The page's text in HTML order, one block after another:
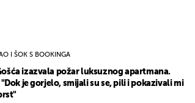
I ŠOK S BOOKINGA
izazvala požar luksuznog apartmana.
je gorjelo, smijali su se, pili i pokazivali mi